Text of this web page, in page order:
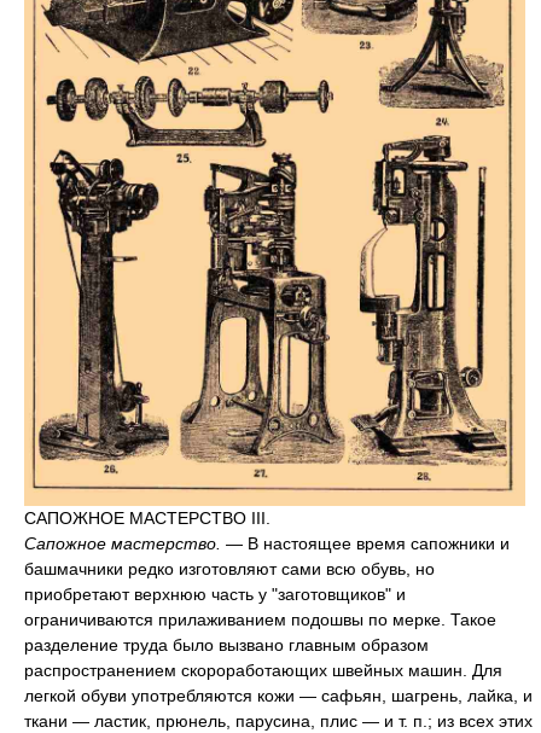
САПОЖНОЕ МАСТЕРСТВО III.
Сапожное мастерство. — В настоящее время сапожники и
башмачники редко изготовляют сами всю обувь, но
приобретают верхнюю часть у "заготовщиков" и
ограничиваются прилаживанием подошвы по мерке. Такое
разделение труда было вызвано главным образом
распространением скороработающих швейных машин. Для
легкой обуви употребляются кожи — сафьян, шагрень, лайка, и
ткани — ластик, прюнель, парусина, плис — и т. п.; из всех этих